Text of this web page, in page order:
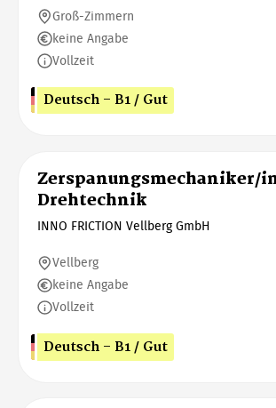
Groß-Zimmern
keine Angabe
Vollzeit
Deutsch - B1 / Gut
Zerspanungsmechaniker/
Drehtechnik
INNO FRICTION Vellberg GmbH
Vellberg
keine Angabe
Vollzeit
Deutsch - B1 / Gut